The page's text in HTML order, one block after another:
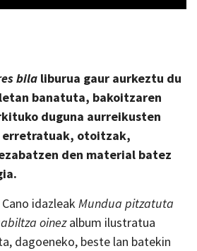
bila liburua gaur aurkeztu du
banatuta, bakoitzaren
duguna aurreikusten
erretratuak, otoitzak,
den material batez
idazleak Mundua pitzatuta
oinezalbum ilustratua
dagoeneko, beste lan batekin